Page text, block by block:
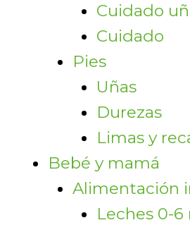
Cuidado
Cuidado
Pies
Uñas
Durezas
Limas y
Bebé y mamá
Alimentación
Leches 0-6